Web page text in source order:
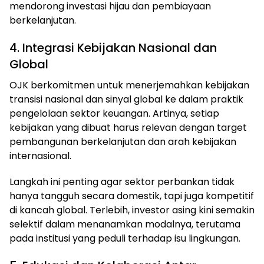
mendorong investasi hijau dan pembiayaan
berkelanjutan.
4. Integrasi Kebijakan Nasional dan
Global
OJK berkomitmen untuk menerjemahkan kebijakan
transisi nasional dan sinyal global ke dalam praktik
pengelolaan sektor keuangan. Artinya, setiap
kebijakan yang dibuat harus relevan dengan target
pembangunan berkelanjutan dan arah kebijakan
internasional.
Langkah ini penting agar sektor perbankan tidak
hanya tangguh secara domestik, tapi juga kompetitif
di kancah global. Terlebih, investor asing kini semakin
selektif dalam menanamkan modalnya, terutama
pada institusi yang peduli terhadap isu lingkungan.